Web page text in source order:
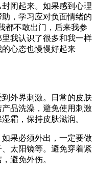
闭起来。如果感到心理
，学习应对负面情绪的
都不敢出门，后来我参
我认识了很多和我一样
心态也慢慢好起来
外界刺激。日常的皮肤
品洗澡，避免使用刺激
霜，保持皮肤滋润。
果必须外出，一定要做
太阳镜等。避免穿着紧
避免外伤。